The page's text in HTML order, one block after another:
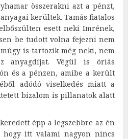
összerakni azt a pénzt,
kerültek. Tamás fiatalos
esett neki Imrének,
be tudott volna fejezni nem
is tartozik még neki, nem
anyagdíjat. Végül is óriás
és a pénzen, amibe a került
adódó viselkedés miatt a
bizalom is pillanatok alatt
épp a legszebbre az én
hogy itt valami nagyon nincs